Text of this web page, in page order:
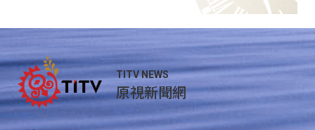
TITV NEWS
原視新聞網